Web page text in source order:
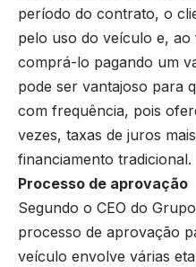
período do contrato, o
pelo uso do veículo e,
comprá-lo pagando um
pode ser vantajoso para
com frequência, pois
vezes, taxas de juros
financiamento tradicional.
Processo de aprovação
Segundo o CEO do
processo de aprovação
veículo envolve várias